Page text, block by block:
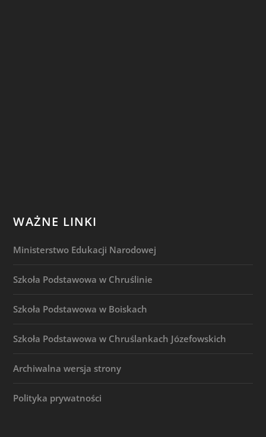
WAŻNE LINKI
Ministerstwo Edukacji Narodowej
Szkoła Podstawowa w Chruślinie
Szkoła Podstawowa w Boiskach
Szkoła Podstawowa w Chruślankach Józefowskich
Archiwalna wersja strony
Polityka prywatności